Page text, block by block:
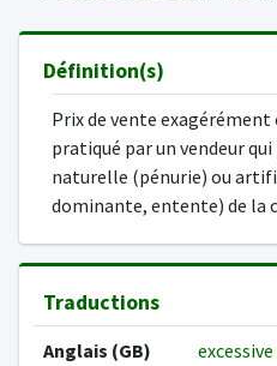
Définition(s)
Prix de vente exagérément
pratiqué par un vendeur
naturelle (pénurie) ou
dominante, entente) de la
Traductions
Anglais (GB)